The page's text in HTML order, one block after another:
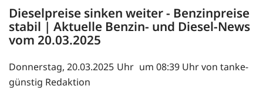
Dieselpreise sinken weiter - Benzinpreise
stabil | Aktuelle Benzin- und Diesel-News
vom 20.03.2025
Donnerstag, 20.03.2025
um 08:39 Uhr von tanke-
günstig Redaktion